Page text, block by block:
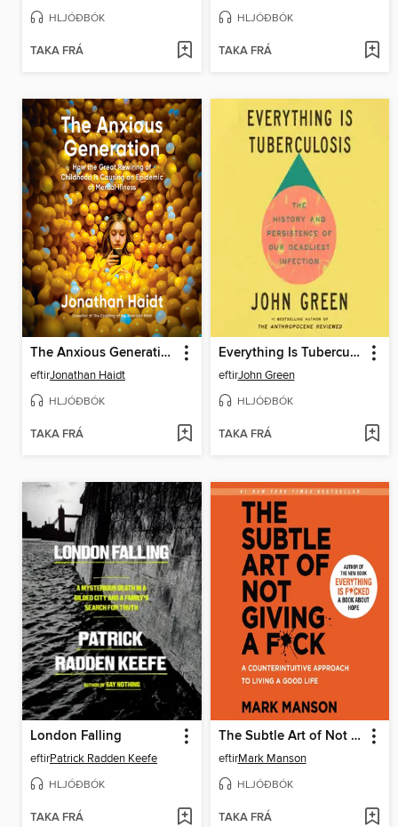
HLJÓÐBÓK
TAKA FRÁ
HLJÓÐBÓK
TAKA FRÁ
The Anxious Generation
eftirJonathan Haidt
HLJÓÐBÓK
TAKA FRÁ
Everything Is Tuberculosis
eftirJohn Green
HLJÓÐBÓK
TAKA FRÁ
London Falling
eftirPatrick Radden Keefe
HLJÓÐBÓK
TAKA FRÁ
The Subtle Art of Not Giving a F*ck
eftirMark Manson
HLJÓÐBÓK
TAKA FRÁ